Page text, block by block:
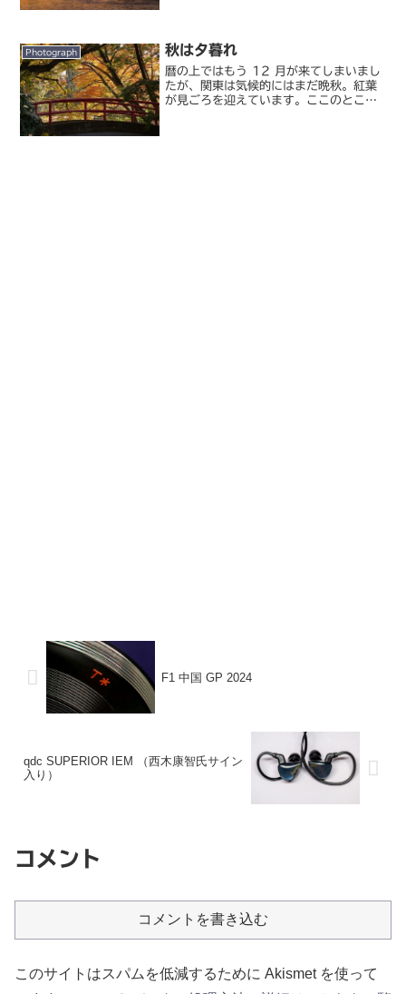
Photograph 秋は夕暮れ
暦の上ではもう 12 月が来てしまいまし
たが、関東は気候的にはまだ晩秋。紅葉
が見ごろを迎えています。ここのところ
F1 中国 GP 2024
qdc SUPERIOR IEM （西木康智氏サイン
入り）
コメント
コメントを書き込む
このサイトはスパムを低減するために Akismet を使って